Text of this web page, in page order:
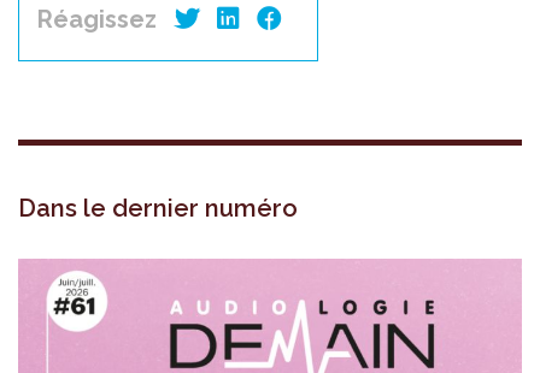
Réagissez
Dans le dernier numéro